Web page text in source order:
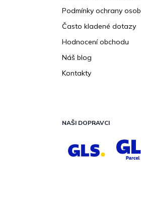
Podmínky ochrany
Často kladené dotazy
Hodnocení obchodu
Náš blog
Kontakty
NAŠI DOPRAVCI